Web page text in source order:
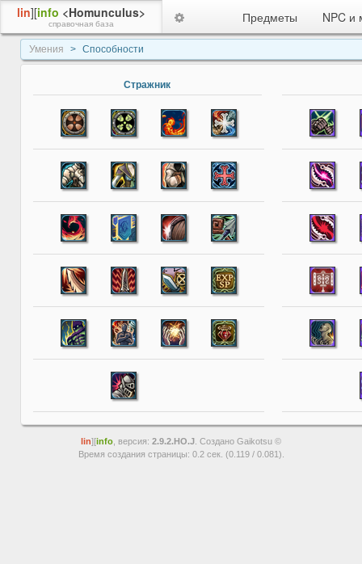
lin][info <Homunculus>
справочная база Предметы NPC и
Умения Способности
Стражник
lin][info , версия: 2.9.2.HO.J . Создано Gaikotsu ©
Время создания страницы: 0.2 сек. (0.119 / 0.081).